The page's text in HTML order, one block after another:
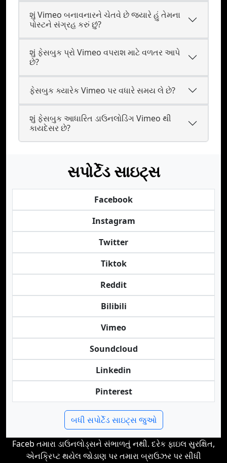
શું Vimeo બનાવનારને ચેતવે છે જ્યારે હું તેમના
પોસ્ટને સંગ્રહ કરું છું?
શું ફેસબુક પ્રો Vimeo વપરાશ માટે વળતર આપે
છે?
ફેસબુક ક્યારેક Vimeo પર વધારે સમય લે છે?
શું ફેસબુક આધારિત ડાઉનલોડિંગ Vimeo થી
કાયદેસર છે?
સપોર્ટેડ સાઇટ્સ
Facebook
Instagram
Twitter
Tiktok
Reddit
Bilibili
Vimeo
Soundcloud
Linkedin
Pinterest
બધી સપોર્ટેડ સાઇટ્સ જુઓ
Faceb તમારા ડાઉનલોડ્સને સંભાળતું નથી. દરેક ફાઇલ સુરક્ષિત,
એનક્રિપ્ટ થયેલ જોડાણ પર તમારા બ્રાઉઝર પર સીધી